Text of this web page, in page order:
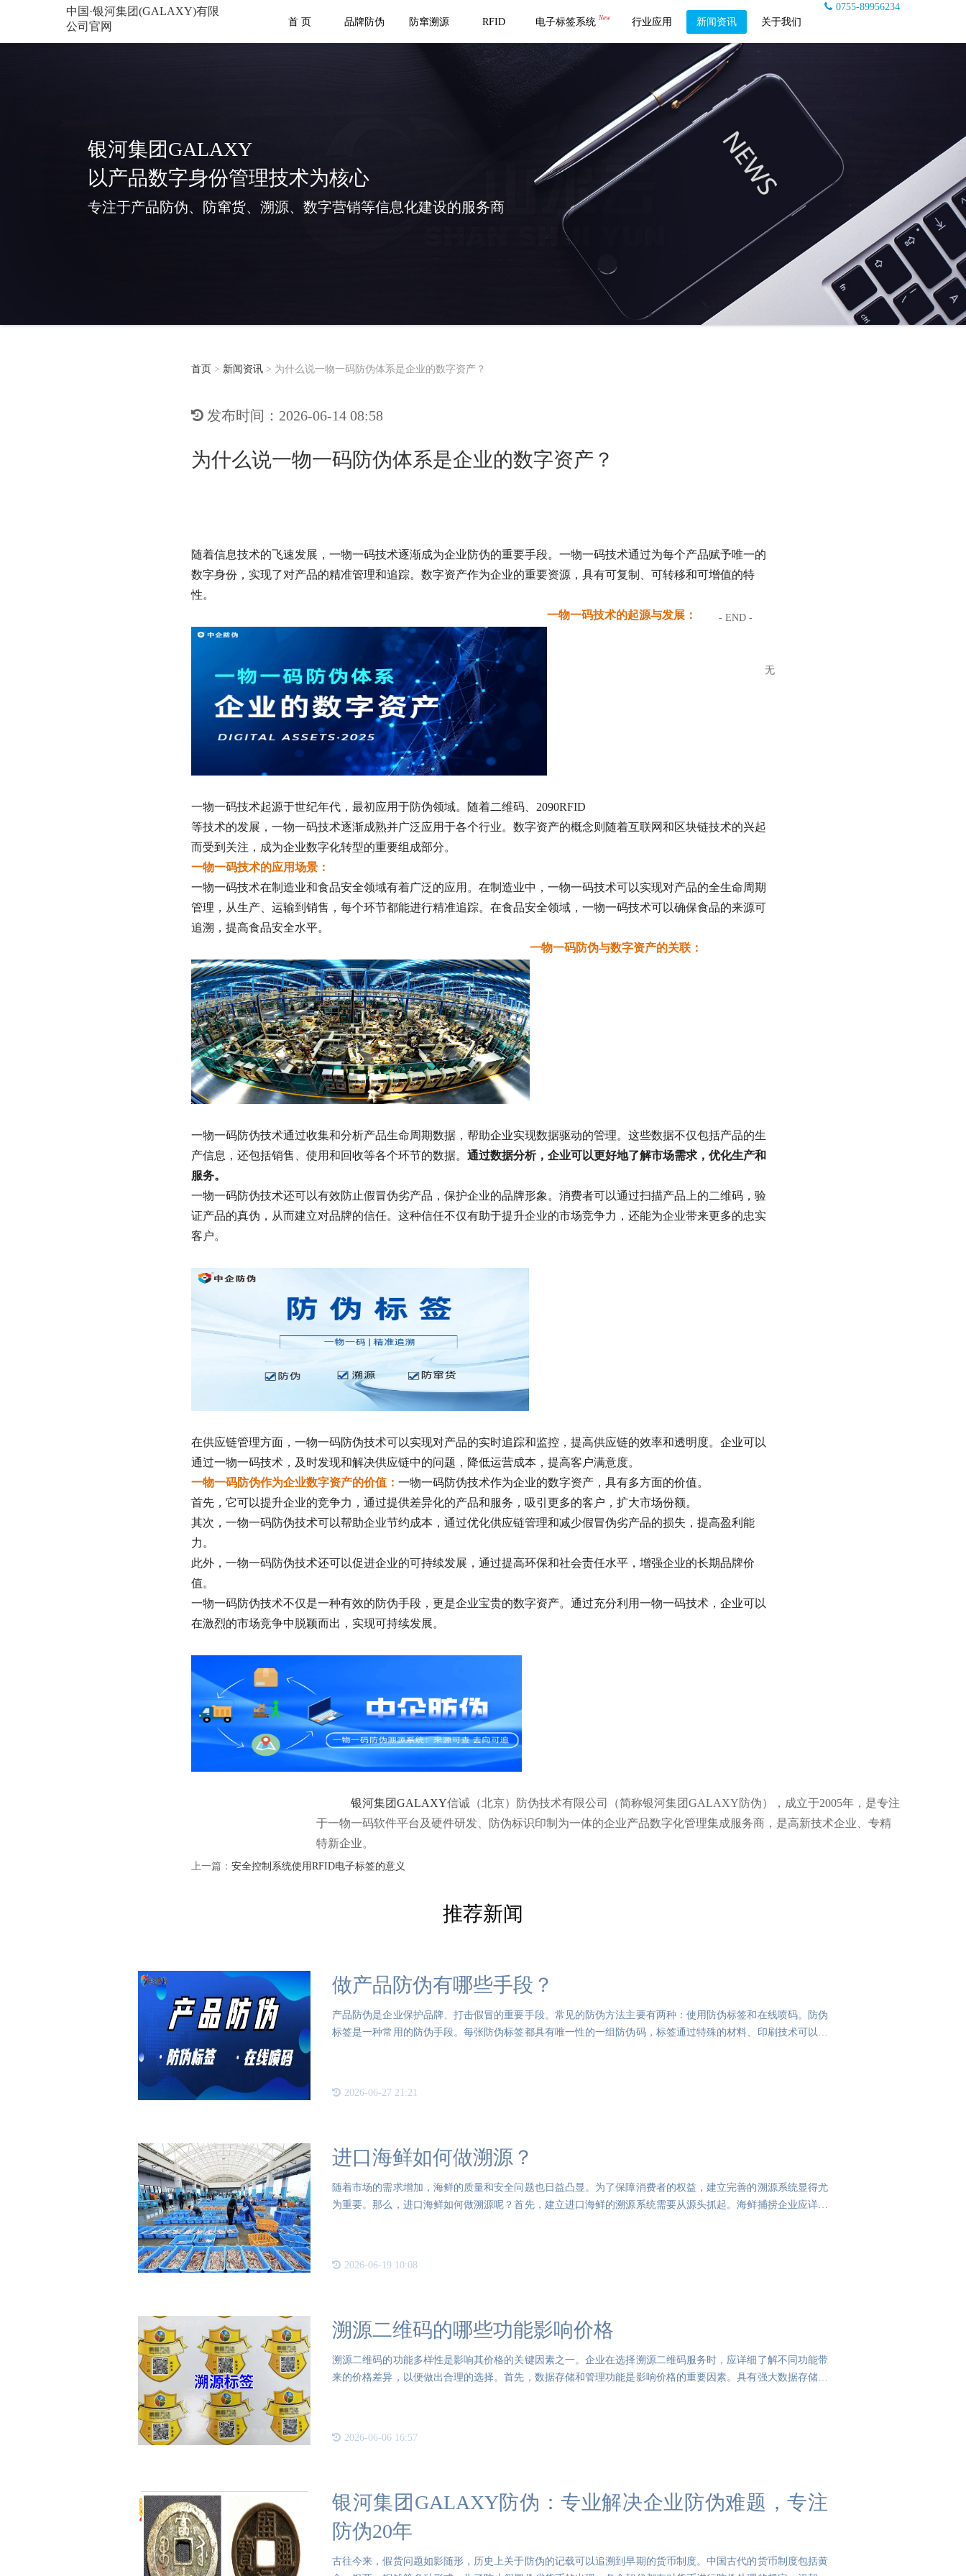
中国·银河集团(GALAXY)有限
公司官网
0755-89956234
首 页
品牌防伪 防窜溯源 RFID 电子标签系统 New 行业应用 新闻资讯 关于我们
银河集团GALAXY
以产品数字身份管理技术为核心
专注于产品防伪、防窜货、溯源、数字营销等信息化建设的服务商
首页 > 新闻资讯 > 为什么说一物一码防伪体系是企业的数字资产？
发布时间：2026-06-14 08:58
为什么说一物一码防伪体系是企业的数字资产？
随着信息技术的飞速发展，一物一码技术逐渐成为企业防伪的重要手段。一物一码技术通过为每个产品赋予唯一的
数字身份，实现了对产品的精准管理和追踪。数字资产作为企业的重要资源，具有可复制、可转移和可增值的特
性。
一物一码技术的起源与发展：
一物一码技术起源于 20
世纪 90
年代，最初应用于防伪领域。随着二维码、
RFID
等技术的发展，一物一码技术逐渐成熟并广泛应用于各个行业。数字资产的概念则随着互联网和区块链技术的兴起
而受到关注，成为企业数字化转型的重要组成部分。
一物一码技术的应用场景：
一物一码技术在制造业和食品安全领域有着广泛的应用。在制造业中，一物一码技术可以实现对产品的全生命周期
管理，从生产、运输到销售，每个环节都能进行精准追踪。在食品安全领域，一物一码技术可以确保食品的来源可
追溯，提高食品安全水平。
一物一码防伪与数字资产的关联：
一物一码防伪技术通过收集和分析产品生命周期数据，帮助企业实现数据驱动的管理。这些数据不仅包括产品的生
产信息，还包括销售、使用和回收等各个环节的数据。 通过数据分析，企业可以更好地了解市场需求，优化生产和
服务。
一物一码防伪技术还可以有效防止假冒伪劣产品，保护企业的品牌形象。消费者可以通过扫描产品上的二维码，验
证产品的真伪，从而建立对品牌的信任。这种信任不仅有助于提升企业的市场竞争力，还能为企业带来更多的忠实
客户。
在供应链管理方面，一物一码防伪技术可以实现对产品的实时追踪和监控，提高供应链的效率和透明度。企业可以
通过一物一码技术，及时发现和解决供应链中的问题，降低运营成本，提高客户满意度。
一物一码防伪作为企业数字资产的价值： 一物一码防伪技术作为企业的数字资产，具有多方面的价值。
首先，它可以提升企业的竞争力，通过提供差异化的产品和服务，吸引更多的客户，扩大市场份额。
其次，一物一码防伪技术可以帮助企业节约成本，通过优化供应链管理和减少假冒伪劣产品的损失，提高盈利能
力。
此外，一物一码防伪技术还可以促进企业的可持续发展，通过提高环保和社会责任水平，增强企业的长期品牌价
值。
一物一码防伪技术不仅是一种有效的防伪手段，更是企业宝贵的数字资产。通过充分利用一物一码技术，企业可以
在激烈的市场竞争中脱颖而出，实现可持续发展。
银河集团GALAXY信诚（北京）防伪技术有限公司（简称银河集团GALAXY防伪），成立于2005年，是专注
于一物一码软件平台及硬件研发、防伪标识印制为一体的企业产品数字化管理集成服务商，是高新技术企业、专精
特新企业。
- END -
上一篇： 安全控制系统使用RFID电子标签的意义
无
推荐新闻
做产品防伪有哪些手段？
产品防伪是企业保护品牌、打击假冒的重要手段。常见的防伪方法主要有两种：使用防伪标签和在线喷码。防伪
标签是一种常用的防伪手段。每张防伪标签都具有唯一性的一组防伪码，标签通过特殊的材料、印刷技术可以做
2026-06-27 21:21
进口海鲜如何做溯源？
随着市场的需求增加，海鲜的质量和安全问题也日益凸显。为了保障消费者的权益，建立完善的溯源系统显得尤
为重要。那么，进口海鲜如何做溯源呢？首先，建立进口海鲜的溯源系统需要从源头抓起。海鲜捕捞企业应详细
2026-06-19 10:08
溯源二维码的哪些功能影响价格
溯源二维码的功能多样性是影响其价格的关键因素之一。企业在选择溯源二维码服务时，应详细了解不同功能带
来的价格差异，以便做出合理的选择。首先，数据存储和管理功能是影响价格的重要因素。具有强大数据存储和
2026-06-06 16:57
银河集团GALAXY防伪：专业解决企业防伪难题，专注
防伪20年
古往今来，假货问题如影随形，历史上关于防伪的记载可以追溯到早期的货币制度。中国古代的货币制度包括黄